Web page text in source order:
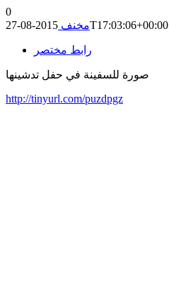
0
مخنف2015-08-27T17:03:06+00:00
رابط مختصر
صورة للسفينة في حفل تدشينها
http://tinyurl.com/puzdpgz